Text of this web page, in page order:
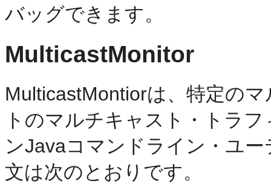
バッグできます。
MulticastMonitor
MulticastMontiorは、特定の
トのマルチキャスト・トラ
ンJavaコマンドライン・ユ
文は次のとおりです。